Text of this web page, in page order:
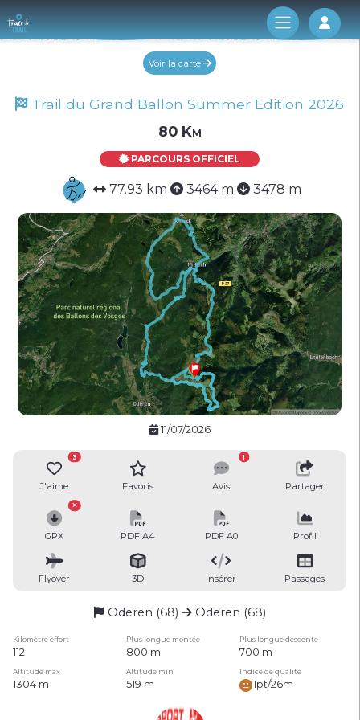
Log
Voir la carte
Trail du Grand Ballon Summer Edition 2026
80 Km
PARCOURS OFFICIEL
77.93 km 3464 m 3478 m
11/07/2026
J'aime
3
Favoris Avis
1
Partager
GPX PDF A4 PDF A0 Profil
Flyover 3D Insérer Passages
Oderen (68) Oderen (68)
Kilomètre effort Plus longue montée Plus longue descente
112 800 m 700 m
Altitude max Altitude min Indice de qualité
1304 m 519 m 1pt/26m